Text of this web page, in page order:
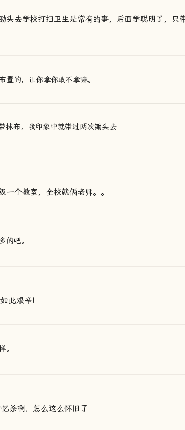
头去学校打扫卫生是常有的事，后面学聪明了，只
置的，让你拿你敢不拿嘛。
抹布，我印象中就带过两次锄头去
一个教室，全校就俩老师。。
的吧。
此艰辛！
。
杀啊，怎么这么怀旧了